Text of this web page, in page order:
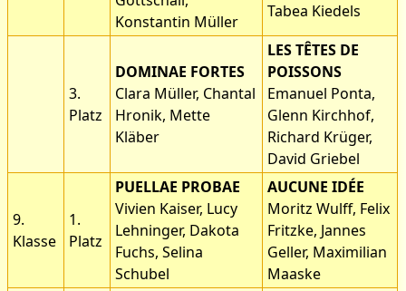
Konstantin Müller
Tabea Kiedels
3.
Platz
DOMINAE FORTES
Clara Müller, Chantal
Hronik, Mette
Kläber
LES TÊTES DE
POISSONS
Emanuel Ponta,
Glenn Kirchhof,
Richard Krüger,
David Griebel
9.
Klasse
1.
Platz
PUELLAE PROBAE
Vivien Kaiser, Lucy
Lehninger, Dakota
Fuchs, Selina
Schubel
AUCUNE IDÉE
Moritz Wulff, Felix
Fritzke, Jannes
Geller, Maximilian
Maaske